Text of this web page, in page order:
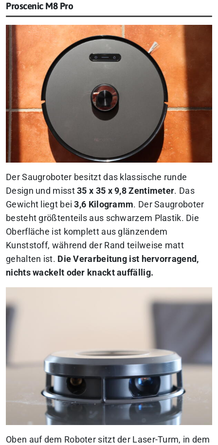
Proscenic M8 Pro
Der Saugroboter besitzt das klassische runde
Design und misst35 x 35 x 9,8 Zentimeter. Das
Gewicht liegt bei3,6 Kilogramm. Der Saugroboter
besteht größtenteils aus schwarzem Plastik. Die
Oberfläche ist komplett aus glänzendem
Kunststoff, während der Rand teilweise matt
gehalten ist. Die Verarbeitung ist hervorragend,
nichts wackelt oder knackt auffällig.
Oben auf dem Roboter sitzt der Laser-Turm, in dem